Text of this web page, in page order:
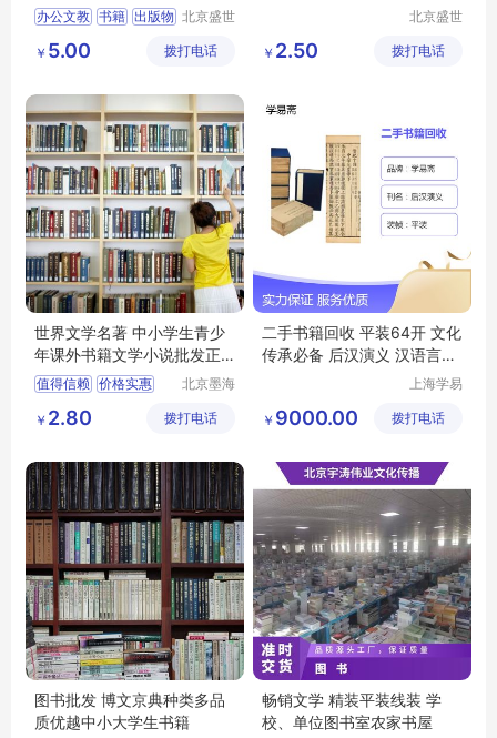
办公文教 书籍 出版物 北京盛世
传播中心
￥ 5.00 拨打电话
北京盛世
传播中心
￥ 2.50 拨打电话
世界文学名著 中小学生青少
年课外书籍文学小说批发正
版
值得信赖 价格实惠
北京墨海
有限公司
￥ 2.80 拨打电话
二手书籍回收 平装64开 文化
传承必备 后汉演义 汉语言文
上海学易
限公司
￥ 9000.00 拨打电话
图书批发 博文京典种类多品
质优越中小大学生书籍
畅销文学 精装平装线装 学
校、单位图书室农家书屋